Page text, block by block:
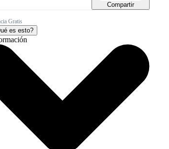
Compartir
Gratis
es esto?